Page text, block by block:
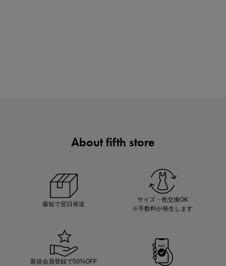
About fifth store
最短で翌日発送
サイズ・色交換OK
※手数料が発生します
新規会員登録で50%OFF